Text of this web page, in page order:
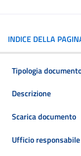
INDICE DELLA
Tipologia
Descrizione
Scarica documento
Ufficio responsabile